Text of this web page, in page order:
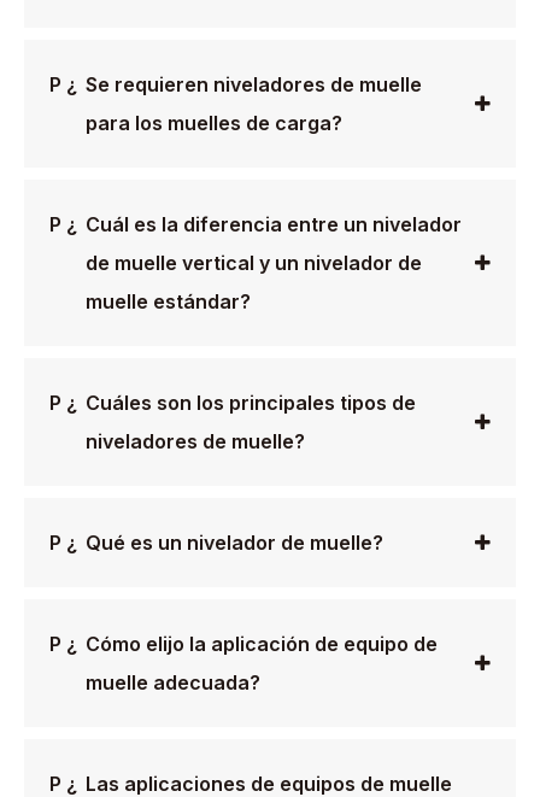
P ¿ Se requieren niveladores de muelle
para los muelles de carga?
P ¿ Cuál es la diferencia entre un nivelador
de muelle vertical y un nivelador de
muelle estándar?
P ¿ Cuáles son los principales tipos de
niveladores de muelle?
P ¿ Qué es un nivelador de muelle?
P ¿ Cómo elijo la aplicación de equipo de
muelle adecuada?
P ¿ Las aplicaciones de equipos de muelle